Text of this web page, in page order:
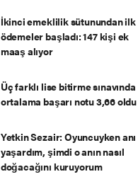
İkinci emeklilik sütunundan ilk
ödemeler başladı: 147 kişi ek
maaş alıyor
Üç farklı lise bitirme sınavında
ortalama başarı notu 3,66 oldu
Yetkin Sezair: Oyuncuyken anı
yaşardım, şimdi o anın nasıl
doğacağını kuruyorum